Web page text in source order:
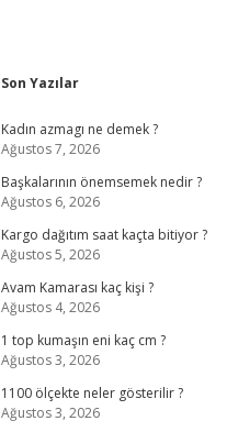
Sidebar
Son Yazılar
Kadın azmagı ne demek ?
Ağustos 7, 2026
Başkalarının önemsemek nedir ?
Ağustos 6, 2026
Kargo dağıtım saat kaçta bitiyor ?
Ağustos 5, 2026
Avam Kamarası kaç kişi ?
Ağustos 4, 2026
1 top kumaşın eni kaç cm ?
Ağustos 3, 2026
1100 ölçekte neler gösterilir ?
Ağustos 3, 2026